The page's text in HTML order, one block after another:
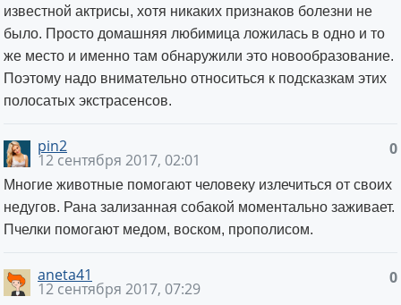
известной актрисы, хотя никаких признаков болезни не
было. Просто домашняя любимица ложилась в одно и то
же место и именно там обнаружили это новообразование.
Поэтому надо внимательно относиться к подсказкам этих
полосатых экстрасенсов.
0
pin2
12 сентября 2017, 02:01
Многие животные помогают человеку излечиться от своих
недугов. Рана зализанная собакой моментально заживает.
Пчелки помогают медом, воском, прополисом.
0
aneta41
12 сентября 2017, 07:29